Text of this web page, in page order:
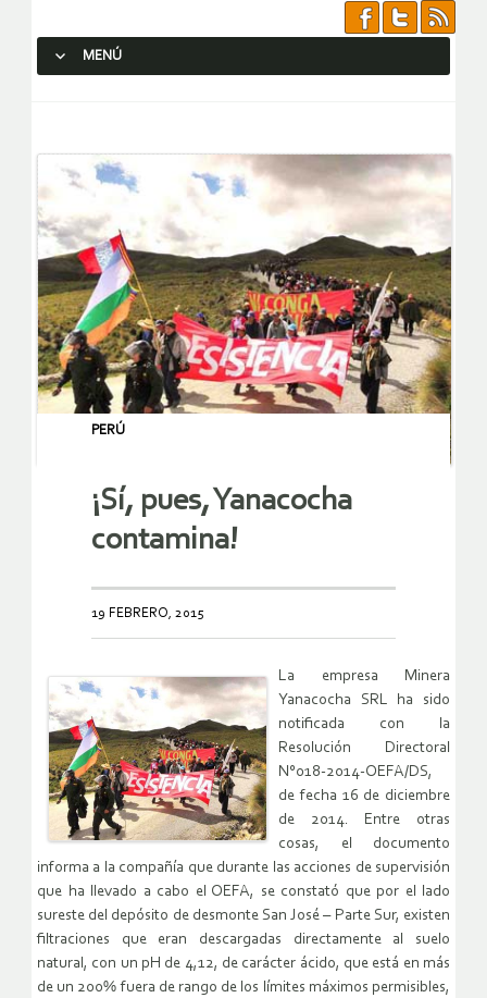
MENÚ
PERÚ
¡Sí, pues, Yanacocha
contamina!
19 FEBRERO, 2015
La empresa Minera
Yanacocha SRL ha sido
notificada con la
Resolución Directoral
N°018-2014-OEFA/DS,
de fecha 16 de diciembre
de 2014. Entre otras
cosas, el documento
informa a la compañía que durante las acciones de supervisión
que ha llevado a cabo el OEFA, se constató que por el lado
sureste del depósito de desmonte San José – Parte Sur, existen
filtraciones que eran descargadas directamente al suelo
natural, con un pH de 4,12, de carácter ácido, que está en más
de un 200% fuera de rango de los límites máximos permisibles,